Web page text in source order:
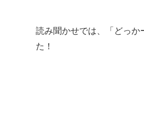
読み聞かせでは、「どっ
た！